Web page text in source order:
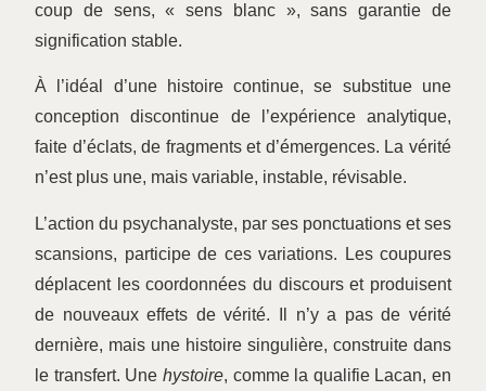
coup de sens, « sens blanc », sans garantie de
signification stable.
À l’idéal d’une histoire continue, se substitue une
conception discontinue de l’expérience analytique,
faite d’éclats, de fragments et d’émergences. La vérité
n’est plus une, mais variable, instable, révisable.
L’action du psychanalyste, par ses ponctuations et ses
scansions, participe de ces variations. Les coupures
déplacent les coordonnées du discours et produisent
de nouveaux effets de vérité. Il n’y a pas de vérité
dernière, mais une histoire singulière, construite dans
le transfert. Une hystoire, comme la qualifie Lacan, en